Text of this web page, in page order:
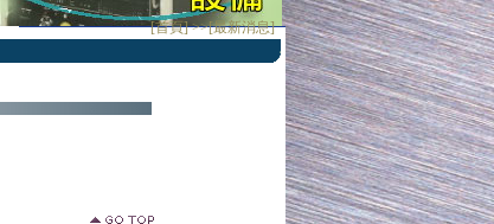
[首頁] >>[最新消息]